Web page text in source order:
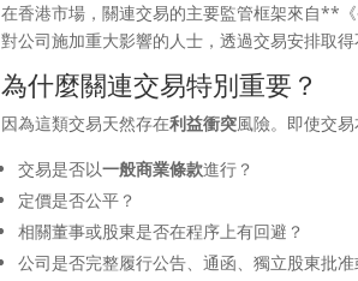
在香港市場，關連交易的主要監管框架來自**
對公司施加重大影響的人士，透過交易安排取
為什麼關連交易特別重要？
因為這類交易天然存在利益衝突風險。即使交
交易是否以一般商業條款進行？
定價是否公平？
相關董事或股東是否在程序上有回避？
公司是否完整履行公告、通函、獨立股東批